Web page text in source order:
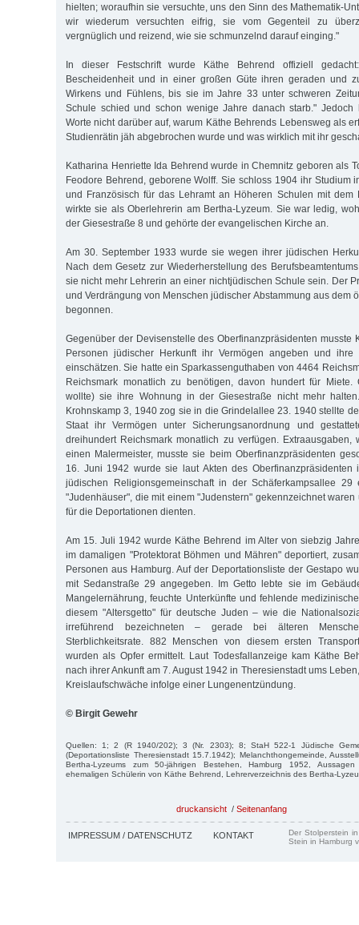
hielten; woraufhin sie versuchte, uns den Sinn des Mathematik-
wir wiederum versuchten eifrig, sie vom Gegenteil zu
vergnüglich und reizend, wie sie schmunzelnd darauf einging."
In dieser Festschrift wurde Käthe Behrend offiziell
Bescheidenheit und in einer großen Güte ihren geraden und
Wirkens und Fühlens, bis sie im Jahre 33 unter schweren
Schule schied und schon wenige Jahre danach starb." Jedoch
Worte nicht darüber auf, warum Käthe Behrends Lebensweg als
Studienrätin jäh abgebrochen wurde und was wirklich mit ihr
Katharina Henriette Ida Behrend wurde in Chemnitz geboren als
Feodore Behrend, geborene Wolff. Sie schloss 1904 ihr Studium
und Französisch für das Lehramt an Höheren Schulen mit dem
wirkte sie als Oberlehrerin am Bertha-Lyzeum. Sie war ledig,
der Giesestraße 8 und gehörte der evangelischen Kirche an.
Am 30. September 1933 wurde sie wegen ihrer jüdischen
Nach dem Gesetz zur Wiederherstellung des
sie nicht mehr Lehrerin an einer nichtjüdischen Schule sein. Der
und Verdrängung von Menschen jüdischer Abstammung aus dem
begonnen.
Gegenüber der Devisenstelle des Oberfinanzpräsidenten musste
Personen jüdischer Herkunft ihr Vermögen angeben und ihre
einschätzen. Sie hatte ein Sparkassenguthaben von 4464
Reichsmark monatlich zu benötigen, davon hundert für Miete.
wollte) sie ihre Wohnung in der Giesestraße nicht mehr
Krohnskamp 3, 1940 zog sie in die Grindelallee 23. 1940 stellte
Staat ihr Vermögen unter Sicherungsanordnung und
dreihundert Reichsmark monatlich zu verfügen. Extraausgaben,
einen Malermeister, musste sie beim Oberfinanzpräsidenten
16. Juni 1942 wurde sie laut Akten des Oberfinanzpräsidenten
jüdischen Religionsgemeinschaft in der Schäferkampsallee 29
"Judenhäuser", die mit einem "Judenstern" gekennzeichnet
für die Deportationen dienten.
Am 15. Juli 1942 wurde Käthe Behrend im Alter von siebzig
im damaligen "Protektorat Böhmen und Mähren" deportiert,
Personen aus Hamburg. Auf der Deportationsliste der Gestapo
mit Sedanstraße 29 angegeben. Im Getto lebte sie im
Mangelernährung, feuchte Unterkünfte und fehlende
diesem "Altersgetto" für deutsche Juden – wie die
irreführend bezeichneten – gerade bei älteren
Sterblichkeitsrate. 882 Menschen von diesem ersten
wurden als Opfer ermittelt. Laut Todesfallanzeige kam Käthe
nach ihrer Ankunft am 7. August 1942 in Theresienstadt ums
Kreislaufschwäche infolge einer Lungenentzündung.
© Birgit Gewehr
Quellen: 1; 2 (R 1940/202); 3 (Nr. 2303); 8; StaH 522-1 Jüdische
(Deportationsliste Theresienstadt 15.7.1942); Melanchthongemeinde,
Bertha-Lyzeums zum 50-jährigen Bestehen, Hamburg 1952,
ehemaligen Schülerin von Käthe Behrend, Lehrerverzeichnis des Bertha-
druckansicht / Seitenanfang
IMPRESSUM / DATENSCHUTZ KONTAKT
Der Stolperstein
Stein in Hamburg